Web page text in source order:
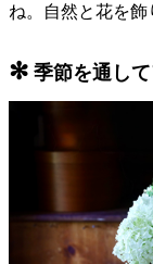
ね。自然と花を飾
✻ 季節を通し